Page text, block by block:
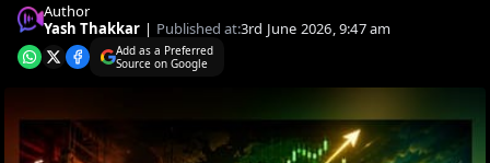
Author
Yash Thakkar | Published at:3rd June 2026, 9:47 am
Add as a Preferred
Source on Google